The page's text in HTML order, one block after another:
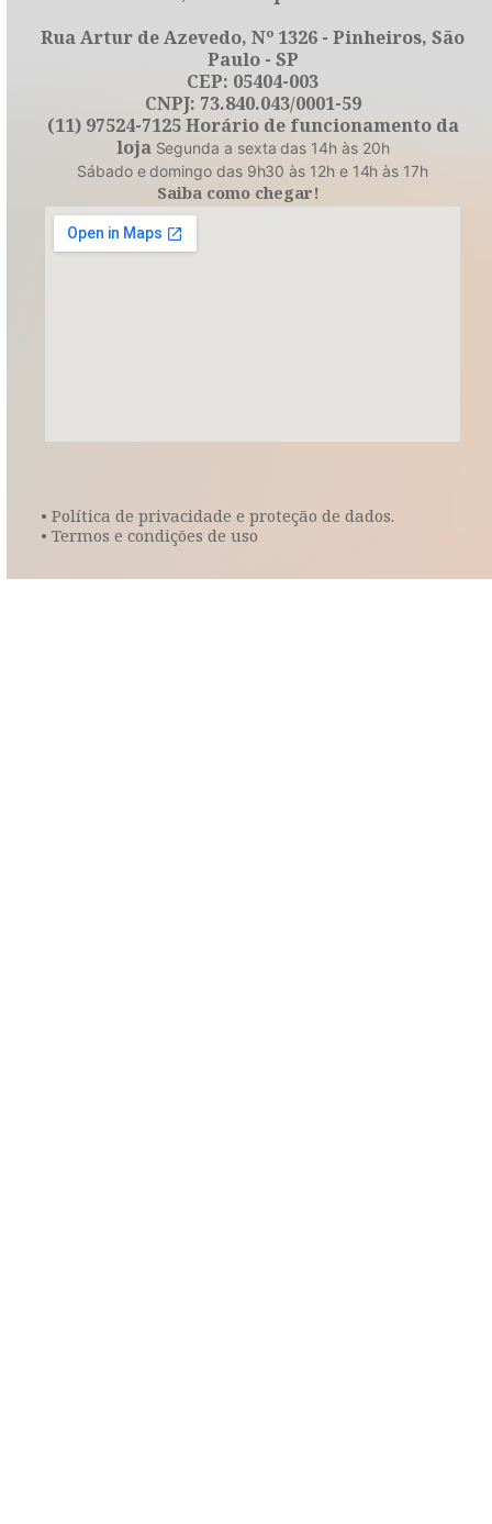
Rua Artur de Azevedo, Nº 1326 - Pinheiros, São
Paulo - SP
CEP: 05404-003
CNPJ: 73.840.043/0001-59
(11) 97524-7125 Horário de funcionamento da
loja Segunda a sexta das 14h às 20h
Sábado e domingo das 9h30 às 12h e 14h às 17h
Saiba como chegar!
• Política de privacidade e proteção de dados.
• Termos e condições de uso